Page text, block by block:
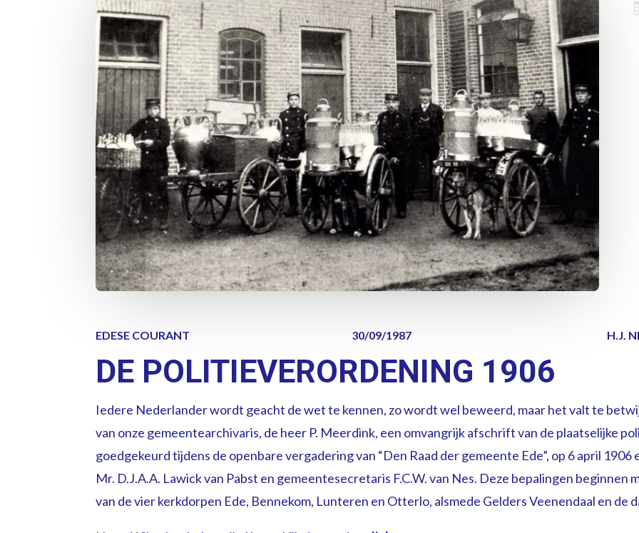
EDESE COURANT 30/09/1987 H.J.
DE POLITIEVERORDENING 1906
Iedere Nederlander wordt geacht de wet te kennen, zo wordt wel beweerd, maar het valt te
van onze gemeentearchivaris, de heer P. Meerdink, een omvangrijk afschrift van de plaatselijke
goedgekeurd tijdens de openbare vergadering van “Den Raad der gemeente Ede”, op 6 april
Mr. D.J.A.A. Lawick van Pabst en gemeentesecretaris F.C.W. van Nes. Deze bepalingen
van de vier kerkdorpen Ede, Bennekom, Lunteren en Otterlo, alsmede Gelders Veenendaal en de